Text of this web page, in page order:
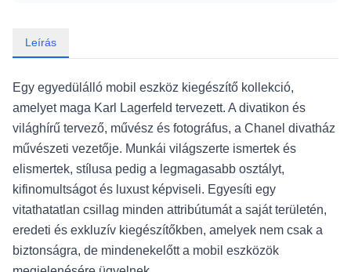
Leírás
Egy egyedülálló mobil eszköz kiegészítő kollekció,
amelyet maga Karl Lagerfeld tervezett. A divatikon és
világhírű tervező, művész és fotográfus, a Chanel divatház
művészeti vezetője. Munkái világszerte ismertek és
elismertek, stílusa pedig a legmagasabb osztályt,
kifinomultságot és luxust képviseli. Egyesíti egy
vitathatatlan csillag minden attribútumát a saját területén,
eredeti és exkluzív kiegészítőkben, amelyek nem csak a
biztonságra, de mindenekelőtt a mobil eszközök